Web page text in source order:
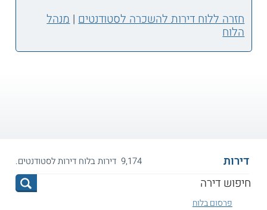
חזרה ללוח דירות להשכרה לסטודנטים|מנהל
הלוח
דירות 9,174 דירות בלוח דירות לסטודנטים.
פרסום בלוח